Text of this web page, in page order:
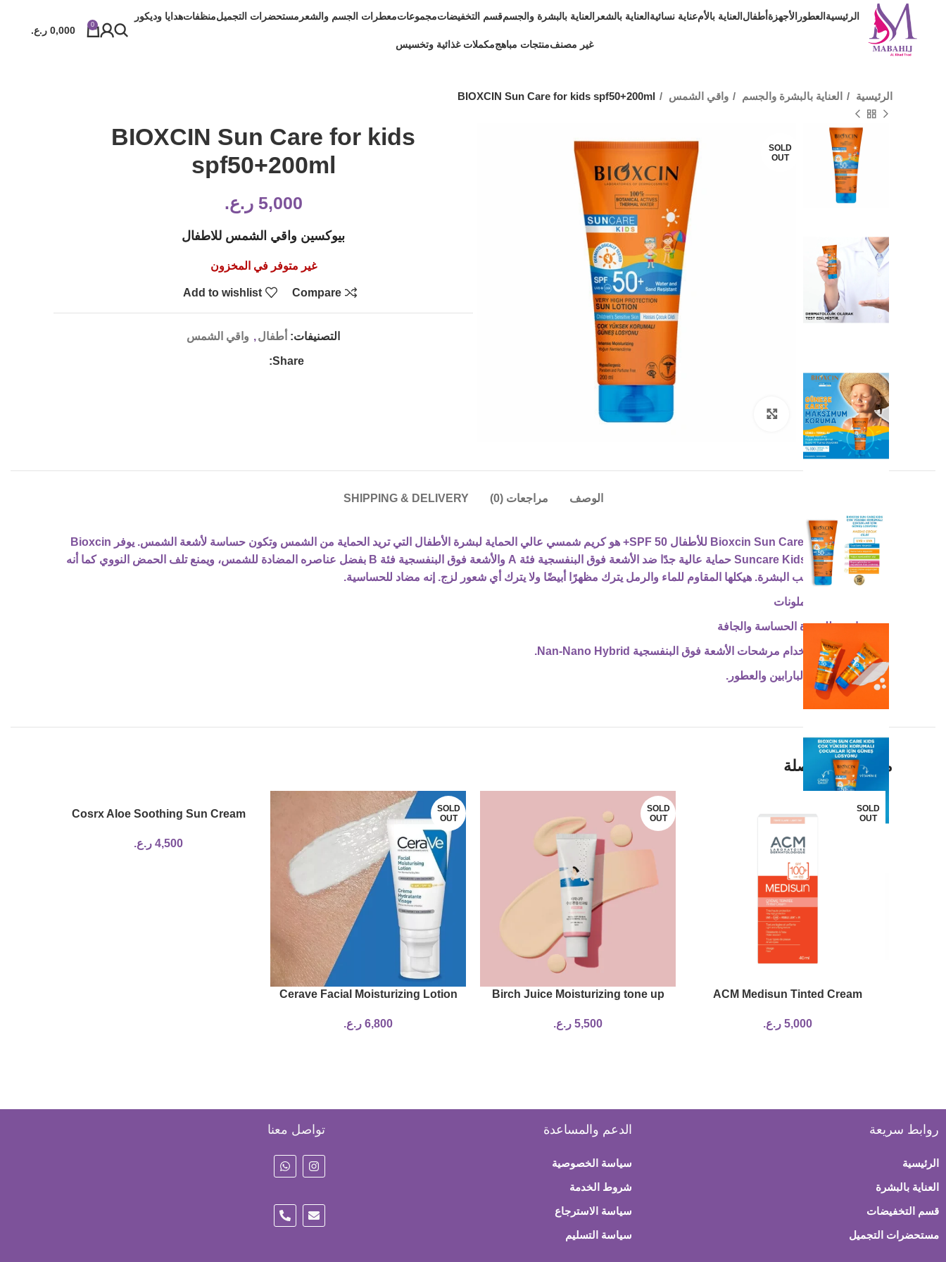
الرئيسيةالعطور الأجهزةأطفالالعناية بالأمعناية نسائيةالعناية بالشعر العناية بالبشرة والجسمقسم التخفيضاتمجموعاتمعطرات الجسم والشعر مستحضرات التجميلمنظفاتهدايا وديكور
غير مصنفمنتجات مباهجمكملات غذائية وتخسيس
0
0,000 ر.ع.
الرئيسية العناية بالبشرة والجسم واقي الشمس BIOXCIN Sun Care for kids spf50+200ml
SOLD
OUT
BIOXCIN Sun Care for kids
spf50+200ml
5,000 ر.ع.
بيوكسين واقي الشمس للاطفال
غير متوفر في المخزون
Compare
Add to wishlist
التصنيفات: أطفال, واقي الشمس
Share:
الوصف مراجعات (0) SHIPPING & DELIVERY
كريم الشمس Bioxcin Sun Care للأطفال SPF 50+ هو كريم شمسي عالي الحماية لبشرة الأطفال التي تريد الحماية من الشمس وتكون حساسة لأشعة الشمس. يوفر Bioxcin
Suncare Kids Sun Lotion حماية عالية جدًا ضد الأشعة فوق البنفسجية فئة A والأشعة فوق البنفسجية فئة B بفضل عناصره المضادة للشمس، ويمنع تلف الحمض النووي كما أنه
فعال في ترطيب البشرة. هيكلها المقاوم للماء والرمل يترك مظهرًا أبيضًا ولا يترك أي شعور لزج. إنه مضاد للحساسية.
لا يحتوي على ملونات
مناسب للبشرة الحساسة والجافة
تم تركيبه باستخدام مرشحات الأشعة فوق البنفسجية Nan-Nano Hybrid.
لا يحتوي على البارابين والعطور.
منتجات ذات صلة
SOLD
OUT
ACM Medisun Tinted Cream
5,000 ر.ع.
SOLD
OUT
Birch Juice Moisturizing tone up
5,500 ر.ع.
SOLD
OUT
Cerave Facial Moisturizing Lotion
Skin
6,800 ر.ع.
Cosrx Aloe Soothing Sun Cream
4,500 ر.ع.
روابط سريعة
الرئيسية
العناية بالبشرة
قسم التخفيضات
مستحضرات التجميل
الدعم والمساعدة
سياسة الخصوصية
شروط الخدمة
سياسة الاسترجاع
سياسة التسليم
تواصل معنا